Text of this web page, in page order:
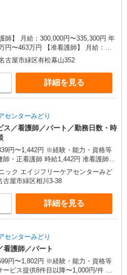
師】 月給：300,000円〜335,300円 年
円 【准看護師】 月給：
309,600円 年収例：378万円〜427万円
※月給は職務手当、働き
、日祝手当（月平均2回分）等、 毎
われる手当を含みます。 ◎月給は
なります。 ◎残業時は別途時間外手
古屋市緑区有松幕山352
詳細を見る
センターみどり
ス／看護師／パート／勤務日数・時
円〜1,442円 ※経験・能力・資格等
師・正看護師 時給1,442円 准看護師
〇時間外勤務手当 〇土日祝勤務手当
反表彰金 〇年末年始勤務手当
ック エイジフリーケアセンターみど
古屋市緑区相川3-38
詳細を見る
センターみどり
看護師／パート
円〜1,802円 ※経験・能力・資格等
ビス提供8件目以降〜1,000円/件 手